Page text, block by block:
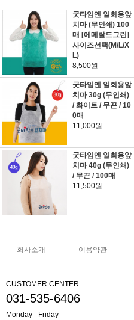
굿타임엔 일회용앞
치마 (무인쇄) 100
매 [에메랄드그린]
사이즈선택(M/L/X
L)
8,500원
굿타임엔 일회용앞
치마 30g (무인쇄)
/ 화이트 / 무끈 / 10
0매
11,000원
굿타임엔 일회용앞
치마 40g (무인쇄)
/ 무끈 / 100매
11,500원
회사소개 이용약관
CUSTOMER CENTER
031-535-6406
Monday - Friday